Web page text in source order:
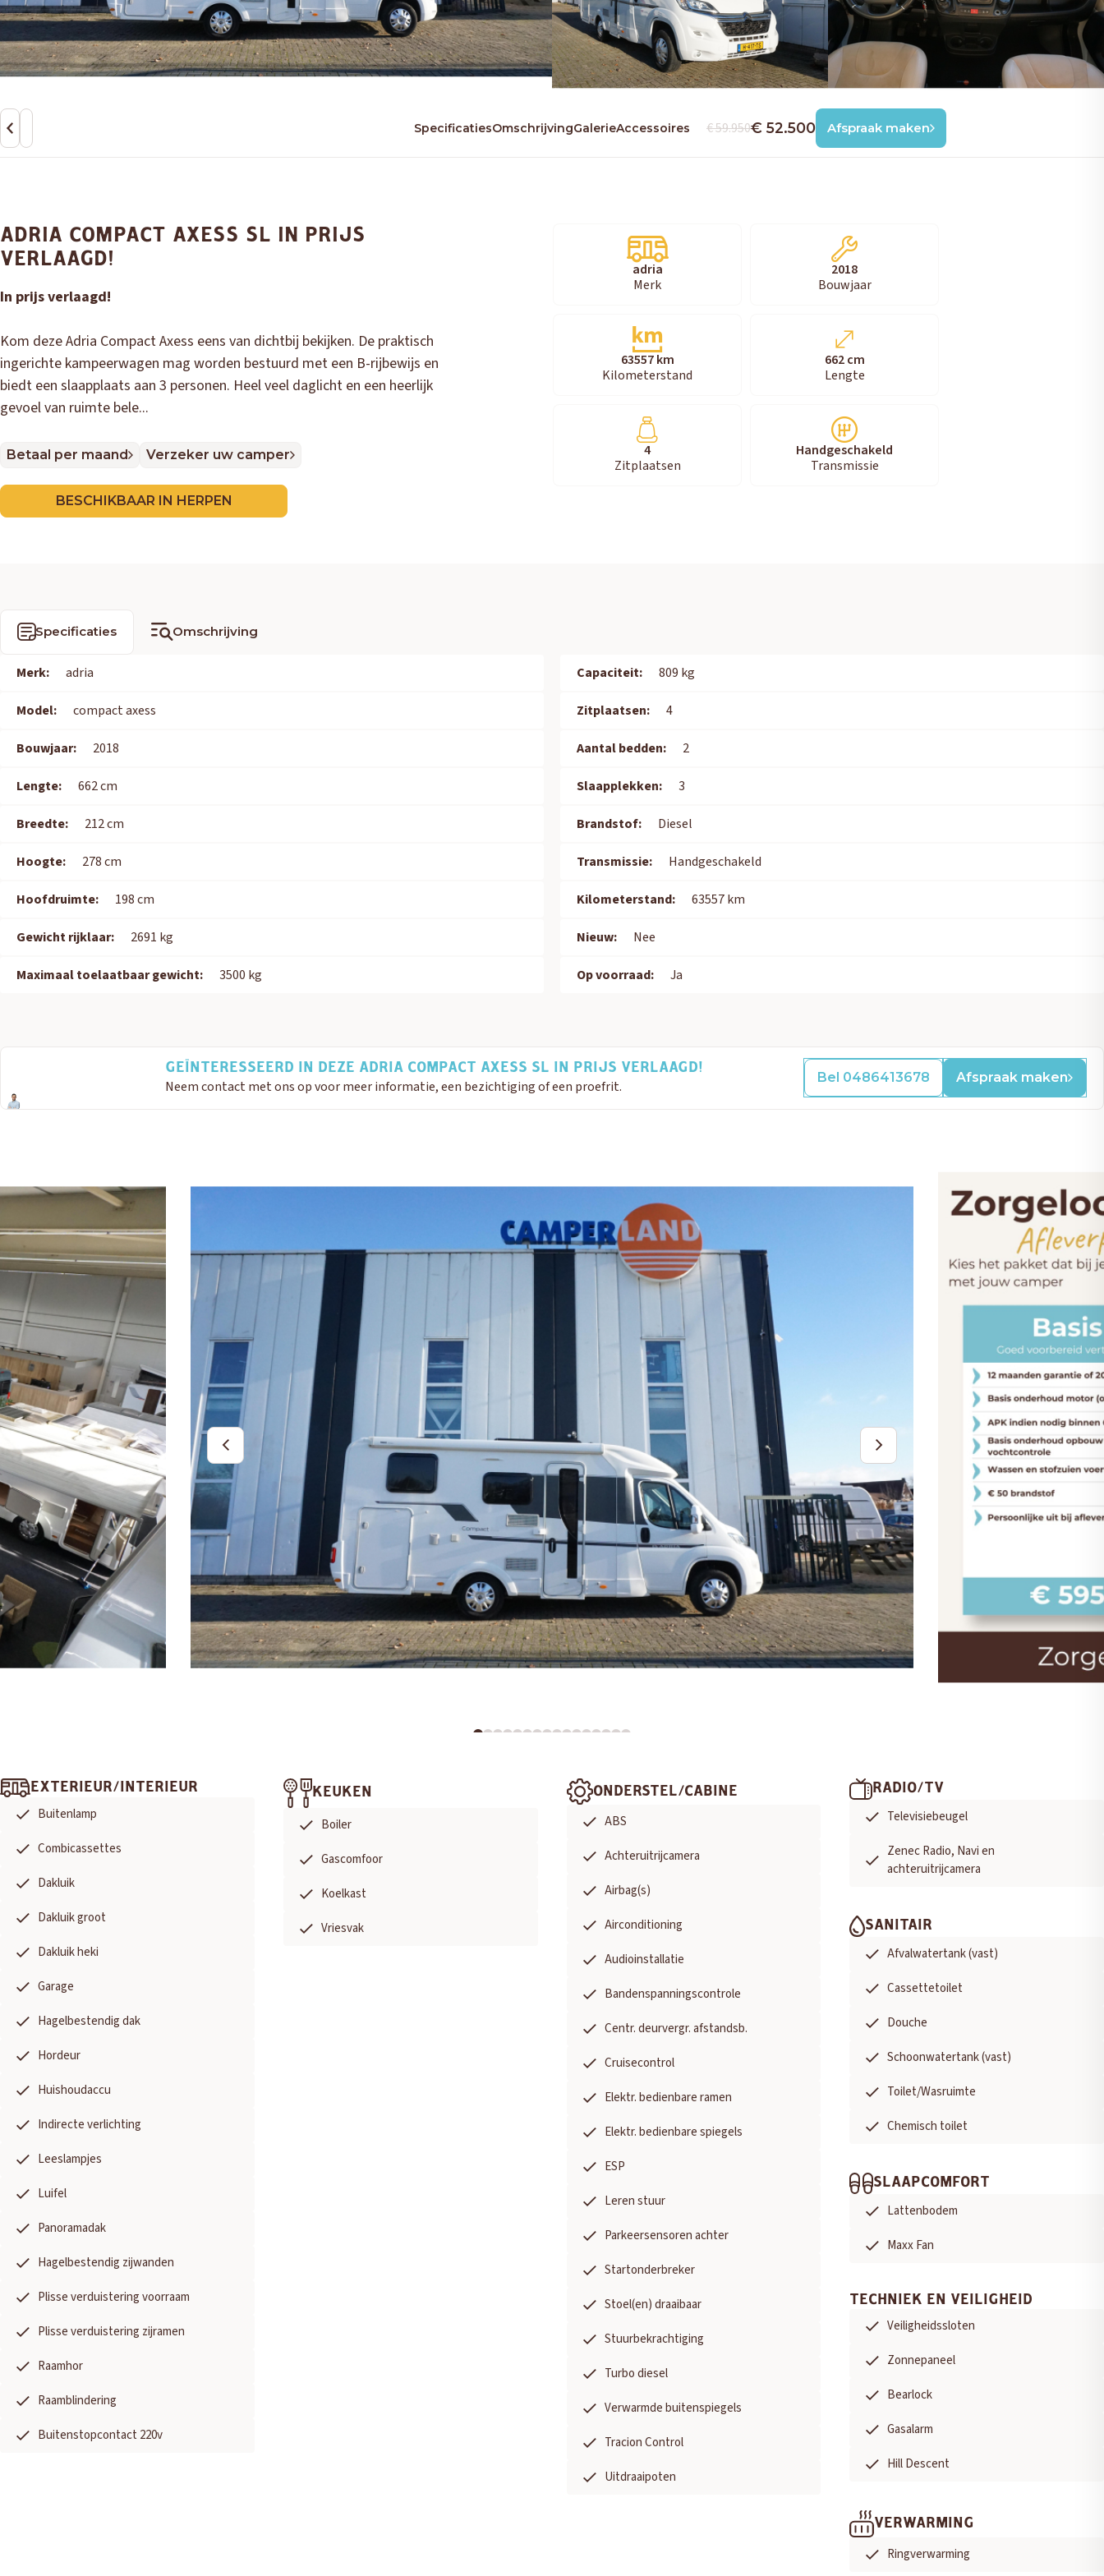
SpecificatiesOmschrijvingGalerieAccessoires € 59.950€ 52.500 Afspraak maken
ADRIA COMPACT AXESS SL IN PRIJS
VERLAAGD!
In prijs verlaagd!
Kom deze Adria Compact Axess eens van dichtbij bekijken. De praktisch
ingerichte kampeerwagen mag worden bestuurd met een B-rijbewijs en
biedt een slaapplaats aan 3 personen. Heel veel daglicht en een heerlijk
gevoel van ruimte bele...
Betaal per maand Verzeker uw camper
BESCHIKBAAR IN HERPEN
adria
Merk
2018
Bouwjaar
63557 km
Kilometerstand
662 cm
Lengte
4
Zitplaatsen
Handgeschakeld
Transmissie
Specificaties Omschrijving
Merk: adria
Model: compact axess
Bouwjaar: 2018
Lengte: 662 cm
Breedte: 212 cm
Hoogte: 278 cm
Hoofdruimte: 198 cm
Gewicht rijklaar: 2691 kg
Maximaal toelaatbaar gewicht: 3500 kg
Capaciteit: 809 kg
Zitplaatsen: 4
Aantal bedden: 2
Slaapplekken: 3
Brandstof: Diesel
Transmissie: Handgeschakeld
Kilometerstand: 63557 km
Nieuw: Nee
Op voorraad: Ja
GEÏNTERESSEERD IN DEZE ADRIA COMPACT AXESS SL IN PRIJS VERLAAGD!
Neem contact met ons op voor meer informatie, een bezichtiging of een proefrit. Bel 0486413678 Afspraak maken
EXTERIEUR/INTERIEUR
Buitenlamp
Combicassettes
Dakluik
Dakluik groot
Dakluik heki
Garage
Hagelbestendig dak
Hordeur
Huishoudaccu
Indirecte verlichting
Leeslampjes
Luifel
Panoramadak
Hagelbestendig zijwanden
Plisse verduistering voorraam
Plisse verduistering zijramen
Raamhor
Raamblindering
Buitenstopcontact 220v
KEUKEN
Boiler
Gascomfoor
Koelkast
Vriesvak
ONDERSTEL/CABINE
ABS
Achteruitrijcamera
Airbag(s)
Airconditioning
Audioinstallatie
Bandenspanningscontrole
Centr. deurvergr. afstandsb.
Cruisecontrol
Elektr. bedienbare ramen
Elektr. bedienbare spiegels
ESP
Leren stuur
Parkeersensoren achter
Startonderbreker
Stoel(en) draaibaar
Stuurbekrachtiging
Turbo diesel
Verwarmde buitenspiegels
Tracion Control
Uitdraaipoten
RADIO/TV
Televisiebeugel
Zenec Radio, Navi en
achteruitrijcamera
SANITAIR
Afvalwatertank (vast)
Cassettetoilet
Douche
Schoonwatertank (vast)
Toilet/Wasruimte
Chemisch toilet
SLAAPCOMFORT
Lattenbodem
Maxx Fan
TECHNIEK EN VEILIGHEID
Veiligheidssloten
Zonnepaneel
Bearlock
Gasalarm
Hill Descent
VERWARMING
Ringverwarming
OUD GASTEL
AdriaEribaHymer
HERPEN
AdriaBürstner Eura Mobil